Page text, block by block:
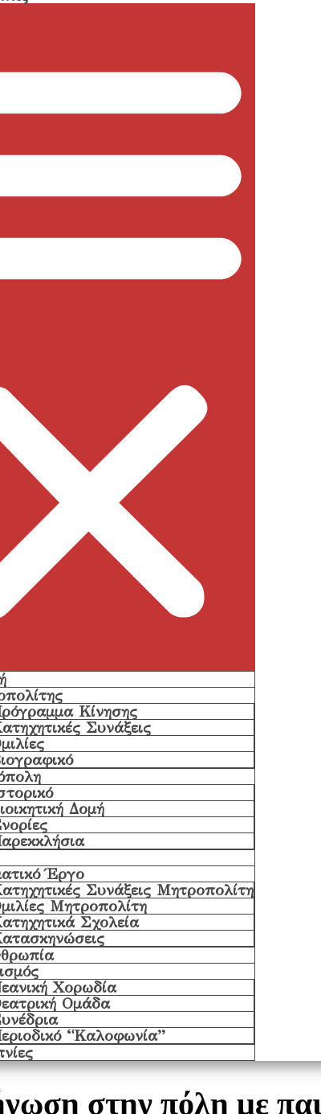
Κίνησης
Συνάξεις
Δομή
Έργο
Συνάξεις Μητροπολίτη
Μητροπολίτη
Σχολεία
Χορωδία
Ομάδα
“Καλοφωνία”
στην πόλη με